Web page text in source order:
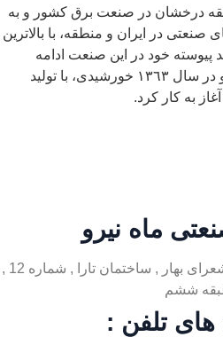
از ۴۳ سال سابقه درخشان در صنعت برق كشور و به
صنعتی در ایران و منطقه، با بالاترین
پیوسته خود در این صنعت ادامه
می‌دهد.شركت صنعتی ماه نیرو در سال ١٣٦٣ خورشیدی، با تولید
به كار كرد.
ماه نیرو
تهران , طالقانی , نبش ملک الشعرای بهار , ساختمان تارا , شماره 12 ,
ششم
تلفن :